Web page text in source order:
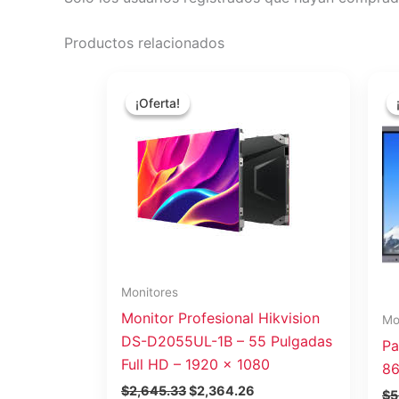
Productos relacionados
¡Oferta!
¡Oferta!
Monitores
Monitor Profesional Hikvision
DS-D2055UL-1B – 55 Pulgadas
Full HD – 1920 x 1080
$2,645.33
original
era:
$2,645.33.
$2,364.26
$2,364.26.
$